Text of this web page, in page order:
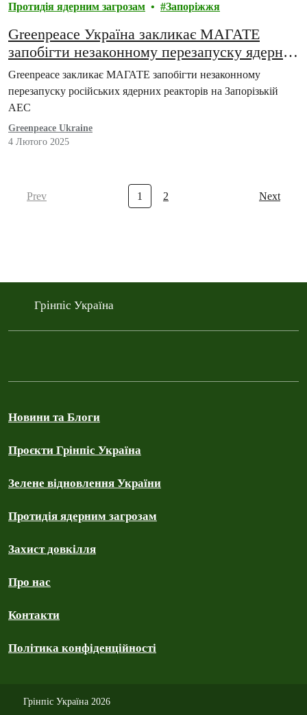
Протидія ядерним загрозам Запоріжжя
Greenpeace Україна закликає МАГАТЕ
запобігти незаконному перезапуску ядерних
реакторів на Запорізькій АЕС
Greenpeace закликає МАГАТЕ запобігти незаконному
перезапуску російських ядерних реакторів на Запорізькій
АЕС
Greenpeace Ukraine
4 Лютого 2025
Prev 1 2 Next
Грінпіс Україна
Новини та Блоги
Проєкти Грінпіс Україна
Зелене відновлення України
Протидія ядерним загрозам
Захист довкілля
Про нас
Контакти
Політика конфіденційності
Грінпіс Україна 2026